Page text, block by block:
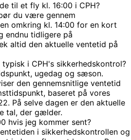
til et fly kl. 16:00 i CPH?
du være gennem
omkring kl. 14:00 for en kort
endnu tidligere på
altid den aktuelle ventetid på
i CPH's sikkerhedskontrol?
ugedag og sæson.
den gennemsnitlige ventetid
baseret på vores
På selve dagen er den aktuelle
tal, der gælder.
hvis jeg kommer sent?
i sikkerhedskontrollen og